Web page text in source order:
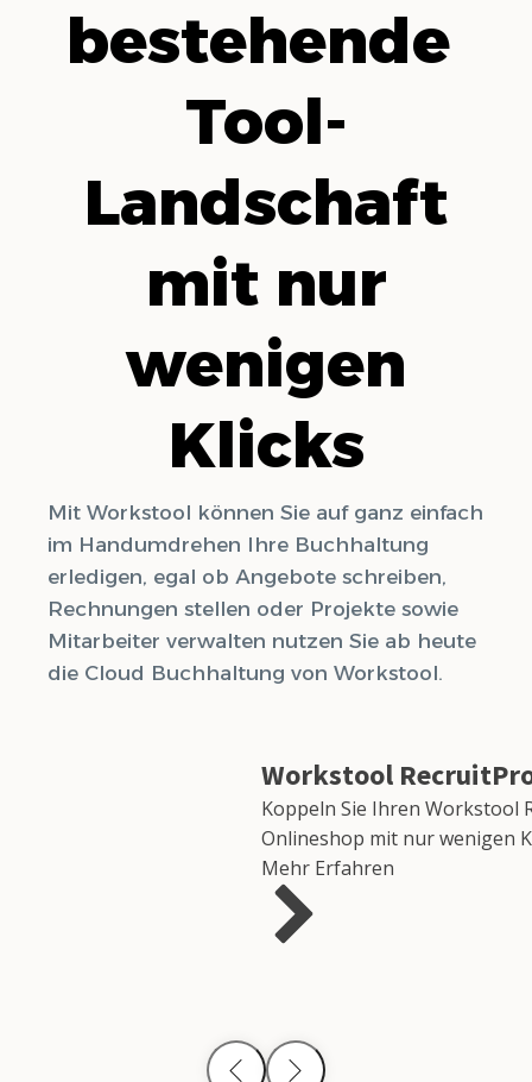
bestehende
Tool-
Landschaft
mit nur
wenigen
Klicks
Mit Workstool können Sie auf ganz einfach
im Handumdrehen Ihre Buchhaltung
erledigen, egal ob Angebote schreiben,
Rechnungen stellen oder Projekte sowie
Mitarbeiter verwalten nutzen Sie ab heute
die Cloud Buchhaltung von Workstool.
Workstool
Koppeln Sie Ihren Workstool
Onlineshop mit nur wenigen
Mehr Erfahren